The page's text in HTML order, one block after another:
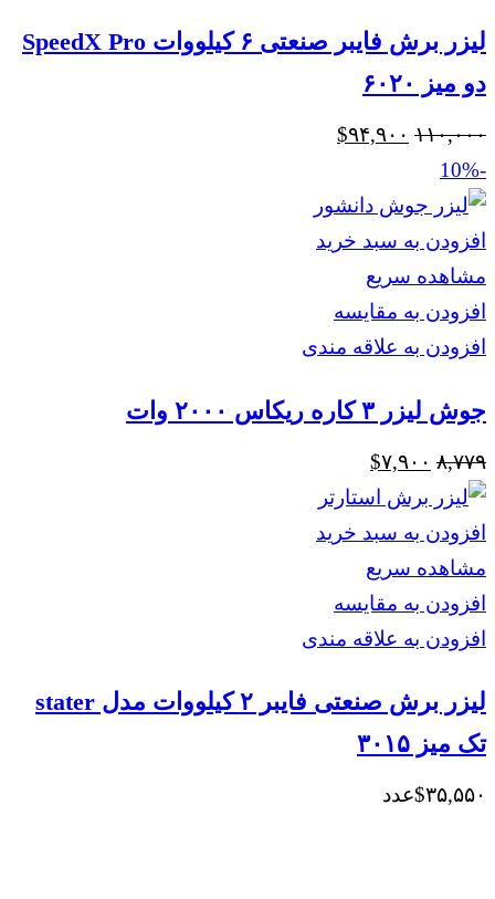
لیزر برش فایبر صنعتی ۶ کیلووات SpeedX Pro
دو میز ۶۰۲۰
۱۱۰,۰۰۰ قیمت
$۱۱۰,۰۰۰
بود.
$۹۴,۹۰۰ قیمت
$۹۴,۹۰۰
است.
-10%
افزودن به سبد خرید
مشاهده سریع
افزودن به مقایسه
افزودن به علاقه مندی
جوش لیزر ۳ کاره ریکاس ۲۰۰۰ وات
۸,۷۷۹ قیمت
اصلی
$۸,۷۷۹
بود.
$۷,۹۰۰ قیمت
فعلی
$۷,۹۰۰
است.
افزودن به سبد خرید
مشاهده سریع
افزودن به مقایسه
افزودن به علاقه مندی
لیزر برش صنعتی فایبر ۲ کیلووات مدل stater
تک میز ۳۰۱۵
$۳۵,۵۵۰ عدد